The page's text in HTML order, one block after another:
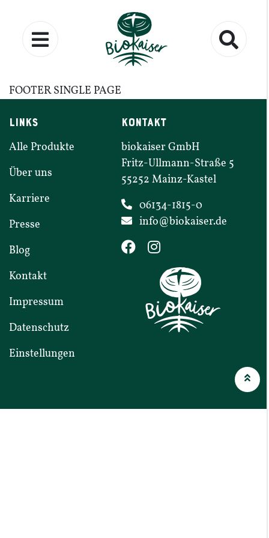
FOOTER SINGLE PAGE
KONTAKT
biokaiser GmbH
Fritz-​​Ullmann-​​Straße 5
55252 Mainz-​​Kastel
06134-1815-0
info@​biokaiser.​de
LINKS
Alle Produkte
Über uns
Karriere
Presse
Blog
Kontakt
Impressum
Daten­schutz
Einstel­lungen